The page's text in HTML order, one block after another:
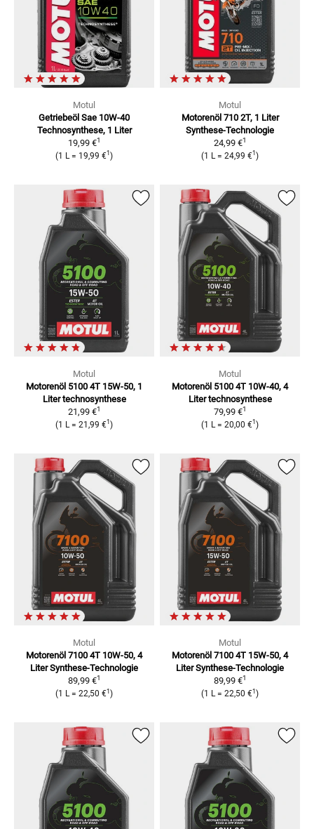
Motul
Getriebeöl Sae 10W-40
Technosynthese, 1 Liter
19,99 €1
(1 L = 19,99 €1 )
Motul
Motorenöl 710 2T, 1 Liter
Synthese-Technologie
24,99 €1
(1 L = 24,99 €1 )
Motul
Motorenöl 5100 4T 15W-50, 1
Liter technosynthese
21,99 €1
(1 L= 21,99 €1 )
Motul
Motorenöl 5100 4T 10W-40, 4
Liter technosynthese
79,99 €1
(1 L= 20,00 €1 )
Motul
Motorenöl 7100 4T 10W-50, 4
Liter Synthese-Technologie
89,99 €1
(1 L= 22,50 €1 )
Motul
Motorenöl 7100 4T 15W-50, 4
Liter Synthese-Technologie
89,99 €1
(1 L= 22,50 €1 )